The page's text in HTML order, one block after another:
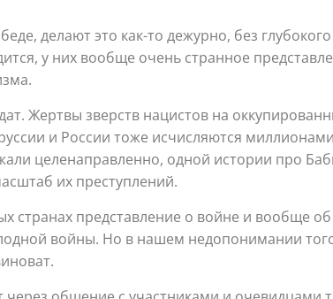
делают это как-то дежурно, без
у них вообще очень странное
Жертвы зверств нацистов на
и России тоже исчисляются
целенаправленно, одной истории про
их преступлений.
странах представление о войне и вообще
войны. Но в нашем недопонимании